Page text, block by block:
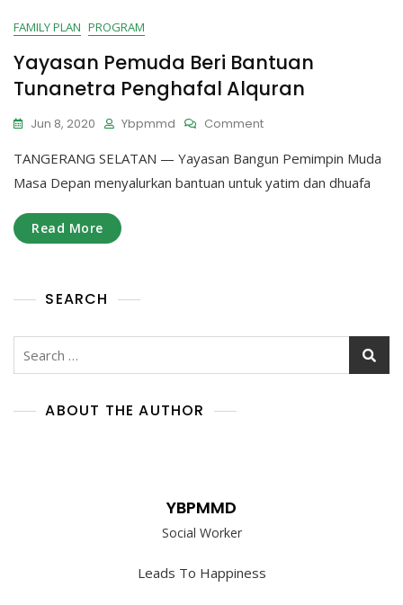
FAMILY PLAN PROGRAM
Yayasan Pemuda Beri Bantuan
Tunanetra Penghafal Alquran
Jun 8, 2020 Ybpmmd CommentOn
Pemuda
Beri
Bantuan
TANGERANG SELATAN — Yayasan Bangun Pemimpin Muda
Masa Depan menyalurkan bantuan untuk yatim dan dhuafa
Read More
SEARCH
Search
ABOUT THE AUTHOR
YBPMMD
Social Worker
Leads To Happiness